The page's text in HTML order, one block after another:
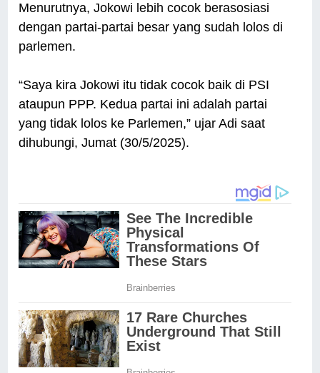
Menurutnya, Jokowi lebih cocok berasosiasi
dengan partai-partai besar yang sudah lolos di
parlemen.
“Saya kira Jokowi itu tidak cocok baik di PSI
ataupun PPP. Kedua partai ini adalah partai
yang tidak lolos ke Parlemen,” ujar Adi saat
dihubungi, Jumat (30/5/2025).